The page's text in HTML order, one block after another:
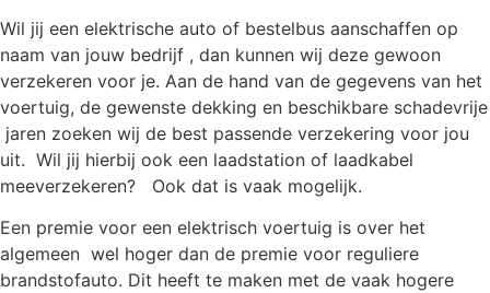
Wil jij een elektrische auto of bestelbus aanschaffen op
naam van jouw bedrijf , dan kunnen wij deze gewoon
verzekeren voor je. Aan de hand van de gegevens van het
voertuig, de gewenste dekking en beschikbare schadevrije
jaren zoeken wij de best passende verzekering voor jou
uit. Wil jij hierbij ook een laadstation of laadkabel
meeverzekeren? Ook dat is vaak mogelijk.
Een premie voor een elektrisch voertuig is over het
algemeen wel hoger dan de premie voor reguliere
brandstofauto. Dit heeft te maken met de vaak hogere